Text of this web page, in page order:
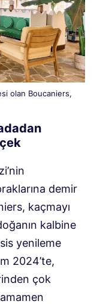
olan Boucaniers,
demir
kaçmayı
kalbine
yenileme
2024’te,
çok